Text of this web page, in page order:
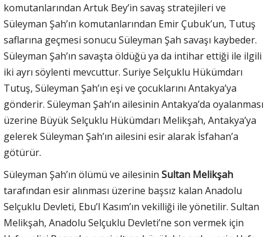
komutanlarından Artuk Bey’in savaş stratejileri ve
Süleyman Şah’ın komutanlarından Emir Çubuk’un, Tutuş
saflarına geçmesi sonucu Süleyman Şah savaşı kaybeder.
Süleyman Şah’ın savaşta öldüğü ya da intihar ettiği ile ilgili
iki ayrı söylenti mevcuttur. Suriye Selçuklu Hükümdarı
Tutuş, Süleyman Şah’ın eşi ve çocuklarını Antakya’ya
gönderir. Süleyman Şah’ın ailesinin Antakya’da oyalanması
üzerine Büyük Selçuklu Hükümdarı Melikşah, Antakya’ya
gelerek Süleyman Şah’ın ailesini esir alarak İsfahan’a
götürür.
Süleyman Şah’ın ölümü ve ailesinin Sultan Melikşah
tarafından esir alınması üzerine başsız kalan Anadolu
Selçuklu Devleti, Ebu’l Kasım’ın vekilliği ile yönetilir. Sultan
Melikşah, Anadolu Selçuklu Devleti’ne son vermek için